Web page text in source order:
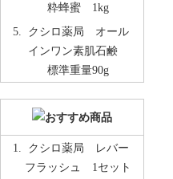
粋蜂蜜 1kg
クシロ薬局 オール
インワン素肌石鹸
標準重量90g
クシロ薬局 レバー
フラッシュ 1セット